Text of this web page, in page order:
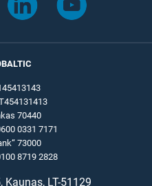
70440
0331 7171
73000
8719 2828
Kaunas, LT-51129